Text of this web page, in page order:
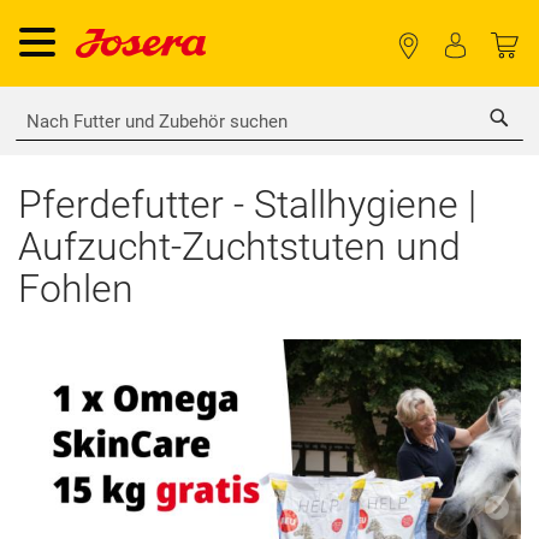
Pferdefutter - Stallhygiene |
Aufzucht-Zuchtstuten und
Fohlen